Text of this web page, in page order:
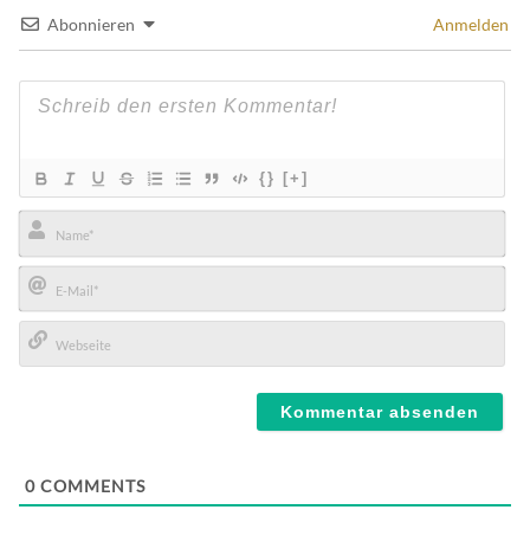
Abonnieren Anmelden
{} [+]
Name*
E-
Mail*
0 COMMENTS